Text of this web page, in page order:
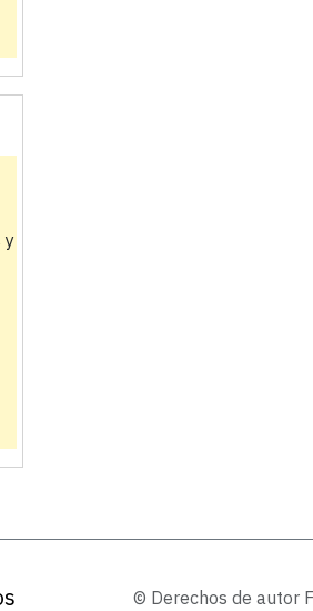
y
© Derechos de autor